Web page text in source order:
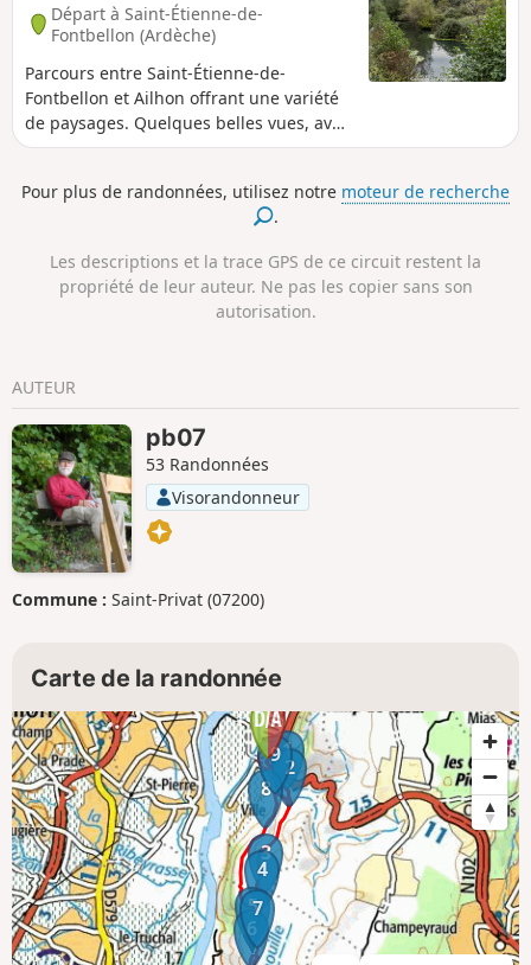
Départ à Saint-Étienne-de-
Fontbellon (Ardèche)
Parcours entre Saint-Étienne-de-
Fontbellon et Ailhon offrant une variété
de paysages. Quelques belles vues, avec
juste une montée un peu raide et
Pour plus de randonnées, utilisez notre moteur de recherche
.
Les descriptions et la trace GPS de ce circuit restent la
propriété de leur auteur. Ne pas les copier sans son
autorisation.
AUTEUR
pb07
53 Randonnées
Visorandonneur
Commune : Saint-Privat (07200)
Carte de la randonnée
1
2
3
4
5
6
7
8
9